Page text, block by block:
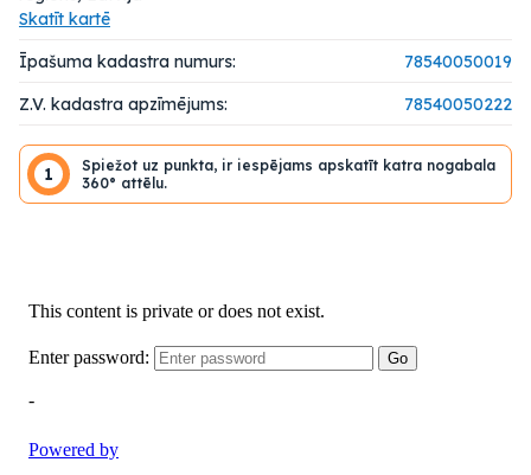
Skatīt kartē
Īpašuma kadastra numurs:
78540050019
Z.V. kadastra apzīmējums:
78540050222
1
Spiežot uz punkta, ir iespējams apskatīt katra nogabala
360° attēlu.